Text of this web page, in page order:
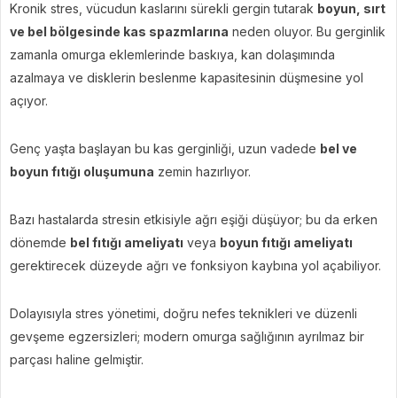
Kronik stres, vücudun kaslarını sürekli gergin tutarak boyun, sırt
ve bel bölgesinde kas spazmlarına neden oluyor. Bu gerginlik
zamanla omurga eklemlerinde baskıya, kan dolaşımında
azalmaya ve disklerin beslenme kapasitesinin düşmesine yol
açıyor.
Genç yaşta başlayan bu kas gerginliği, uzun vadede bel ve
boyun fıtığı oluşumuna zemin hazırlıyor.
Bazı hastalarda stresin etkisiyle ağrı eşiği düşüyor; bu da erken
dönemde bel fıtığı ameliyatı veya boyun fıtığı ameliyatı
gerektirecek düzeyde ağrı ve fonksiyon kaybına yol açabiliyor.
Dolayısıyla stres yönetimi, doğru nefes teknikleri ve düzenli
gevşeme egzersizleri; modern omurga sağlığının ayrılmaz bir
parçası haline gelmiştir.